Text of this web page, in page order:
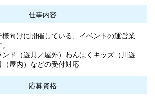
仕事内容
向けに開催している、イベントの運営業
ド（遊具／屋外）わんぱくキッズ（川遊
屋内）などの受付対応
応募資格